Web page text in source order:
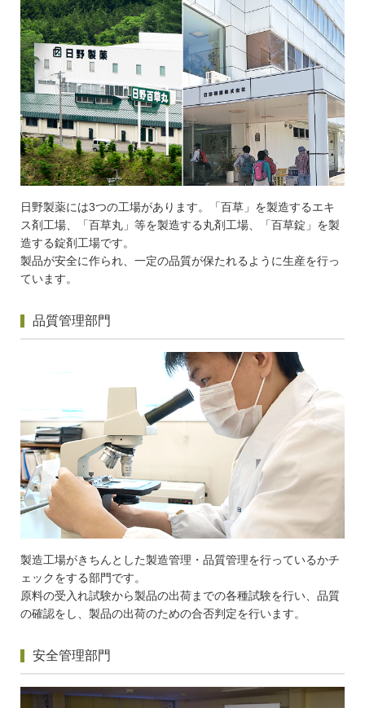
日野製薬には3つの工場があります。「百草」を製造するエキ
ス剤工場、「百草丸」等を製造する丸剤工場、「百草錠」を製
造する錠剤工場です。
製品が安全に作られ、一定の品質が保たれるように生産を行っ
ています。
品質管理部門
製造工場がきちんとした製造管理・品質管理を行っているかチ
ェックをする部門です。
原料の受入れ試験から製品の出荷までの各種試験を行い、品質
の確認をし、製品の出荷のための合否判定を行います。
安全管理部門